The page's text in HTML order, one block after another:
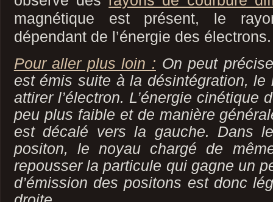
magnétique est présent, le
dépendant de l’énergie des électrons.
Pour aller plus loin : On peut
est émis suite à la désintégration,
attirer l’électron. L’énergie cinétique
peu plus faible et de manière
est décalé vers la gauche. Dans
positon, le noyau chargé de
repousser la particule qui gagne un
d’émission des positons est donc